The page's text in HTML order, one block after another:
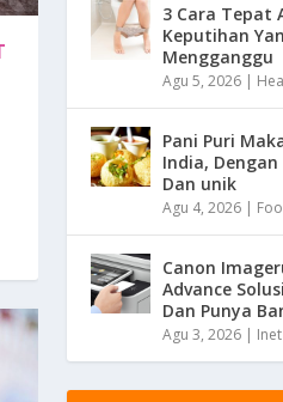
3 Cara Tepat
Keputihan
Mengganggu
Agu 5, 2026 |
Pani Puri
India, Dengan
Dan unik
Agu 4, 2026 |
Canon
Advance
Dan Punya
Agu 3, 2026 | Inet